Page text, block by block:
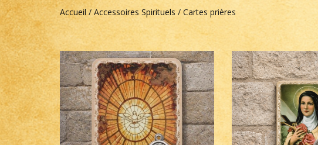
Accueil /Accessoires Spirituels / Cartes prières